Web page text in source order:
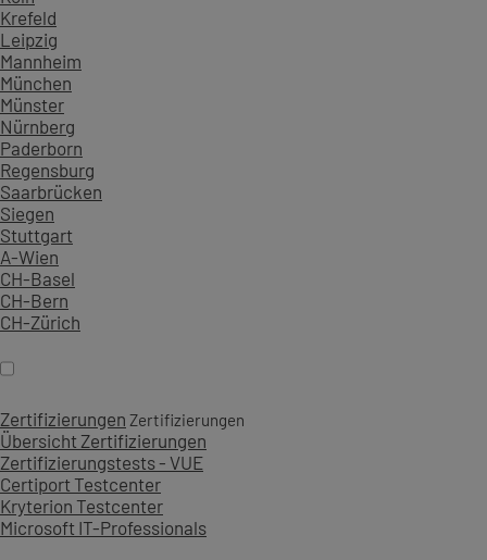
Krefeld
Leipzig
Mannheim
München
Münster
Nürnberg
Paderborn
Regensburg
Saarbrücken
Siegen
Stuttgart
A-Wien
CH-Basel
CH-Bern
CH-Zürich
Zertifizierungen Zertifizierungen
Übersicht Zertifizierungen
Zertifizierungstests - VUE
Certiport Testcenter
Kryterion Testcenter
Microsoft IT-Professionals